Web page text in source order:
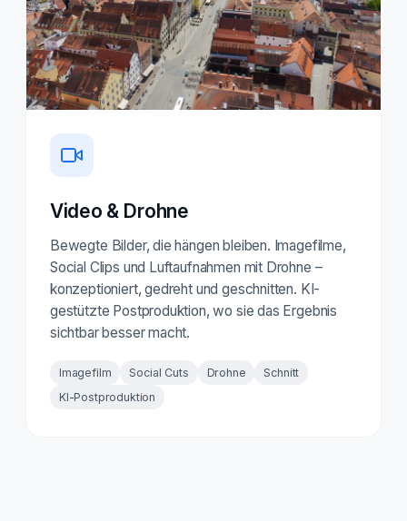
Video & Drohne
Bewegte Bilder, die hängen bleiben. Imagefilme,
Social Clips und Luftaufnahmen mit Drohne –
konzeptioniert, gedreht und geschnitten. KI-
gestützte Postproduktion, wo sie das Ergebnis
sichtbar besser macht.
Imagefilm Social Cuts Drohne
Schnitt
KI-Postproduktion